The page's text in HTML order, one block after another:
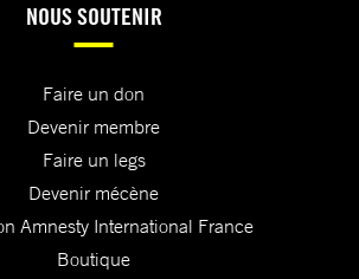
NOUS SOUTENIR
Faire un don
Devenir membre
Faire un legs
Devenir mécène
Amnesty International France
Boutique